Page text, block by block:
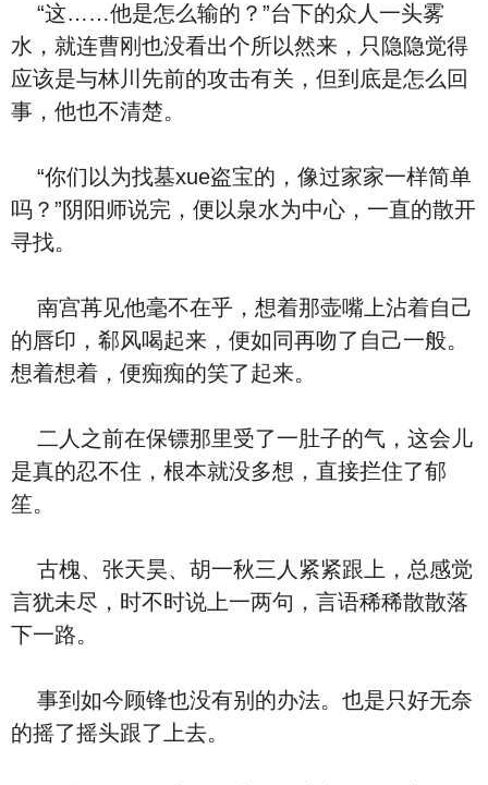
“这……他是怎么输的？”台下的众人一头雾
水，就连曹刚也没看出个所以然来，只隐隐觉得
应该是与林川先前的攻击有关，但到底是怎么回
事，他也不清楚。
“你们以为找墓xue盗宝的，像过家家一样简单
吗？”阴阳师说完，便以泉水为中心，一直的散开
寻找。
南宫苒见他毫不在乎，想着那壶嘴上沾着自己
的唇印，郗风喝起来，便如同再吻了自己一般。
想着想着，便痴痴的笑了起来。
二人之前在保镖那里受了一肚子的气，这会儿
是真的忍不住，根本就没多想，直接拦住了郁
笙。
古槐、张天昊、胡一秋三人紧紧跟上，总感觉
言犹未尽，时不时说上一两句，言语稀稀散散落
下一路。
事到如今顾锋也没有别的办法。也是只好无奈
的摇了摇头跟了上去。